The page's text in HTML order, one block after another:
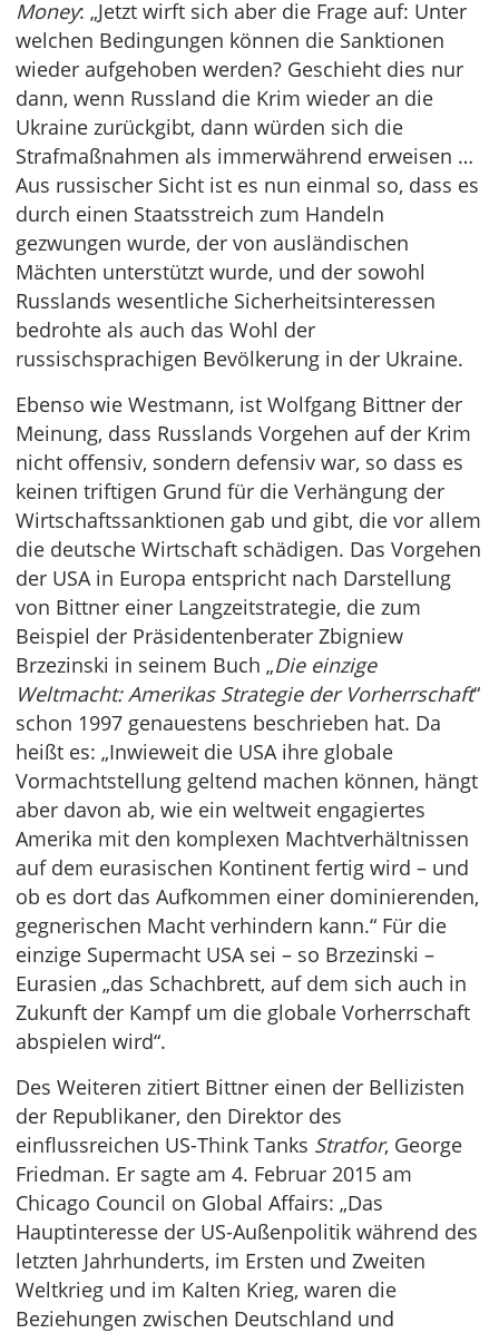
Money: „Jetzt wirft sich aber die Frage auf: Unter
welchen Bedingungen können die Sanktionen
wieder aufgehoben werden? Geschieht dies nur
dann, wenn Russland die Krim wieder an die
Ukraine zurückgibt, dann würden sich die
Strafmaßnahmen als immerwährend erweisen …
Aus russischer Sicht ist es nun einmal so, dass es
durch einen Staatsstreich zum Handeln
gezwungen wurde, der von ausländischen
Mächten unterstützt wurde, und der sowohl
Russlands wesentliche Sicherheitsinteressen
bedrohte als auch das Wohl der
russischsprachigen Bevölkerung in der Ukraine.
Ebenso wie Westmann, ist Wolfgang Bittner der
Meinung, dass Russlands Vorgehen auf der Krim
nicht offensiv, sondern defensiv war, so dass es
keinen triftigen Grund für die Verhängung der
Wirtschaftssanktionen gab und gibt, die vor allem
die deutsche Wirtschaft schädigen. Das Vorgehen
der USA in Europa entspricht nach Darstellung
von Bittner einer Langzeitstrategie, die zum
Beispiel der Präsidentenberater Zbigniew
Brzezinski in seinem Buch „Die einzige
Weltmacht: Amerikas Strategie der Vorherrschaft“
schon 1997 genauestens beschrieben hat. Da
heißt es: „Inwieweit die USA ihre globale
Vormachtstellung geltend machen können, hängt
aber davon ab, wie ein weltweit engagiertes
Amerika mit den komplexen Machtverhältnissen
auf dem eurasischen Kontinent fertig wird – und
ob es dort das Aufkommen einer dominierenden,
gegnerischen Macht verhindern kann.“ Für die
einzige Supermacht USA sei – so Brzezinski –
Eurasien „das Schachbrett, auf dem sich auch in
Zukunft der Kampf um die globale Vorherrschaft
abspielen wird“.
Des Weiteren zitiert Bittner einen der Bellizisten
der Republikaner, den Direktor des
einflussreichen US-Think Tanks Stratfor, George
Friedman. Er sagte am 4. Februar 2015 am
Chicago Council on Global Affairs: „Das
Hauptinteresse der US-Außenpolitik während des
letzten Jahrhunderts, im Ersten und Zweiten
Weltkrieg und im Kalten Krieg, waren die
Beziehungen zwischen Deutschland und